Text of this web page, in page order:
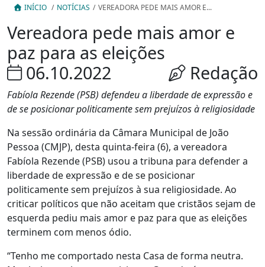
INÍCIO / NOTÍCIAS / VEREADORA PEDE MAIS AMOR E...
Vereadora pede mais amor e
paz para as eleições
06.10.2022
Redação
Fabíola Rezende (PSB) defendeu a liberdade de expressão e
de se posicionar politicamente sem prejuízos à religiosidade
Na sessão ordinária da Câmara Municipal de João
Pessoa (CMJP), desta quinta-feira (6), a vereadora
Fabíola Rezende (PSB) usou a tribuna para defender a
liberdade de expressão e de se posicionar
politicamente sem prejuízos à sua religiosidade. Ao
criticar políticos que não aceitam que cristãos sejam de
esquerda pediu mais amor e paz para que as eleições
terminem com menos ódio.
“Tenho me comportado nesta Casa de forma neutra.